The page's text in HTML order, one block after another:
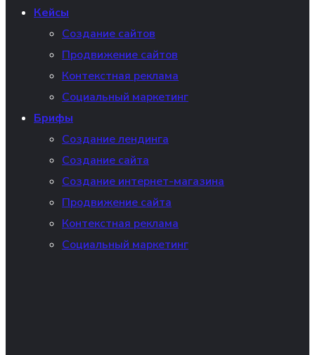
Кейсы
Создание сайтов
Продвижение сайтов
Контекстная реклама
Социальный маркетинг
Брифы
Создание лендинга
Создание сайта
Создание интернет-магазина
Продвижение сайта
Контекстная реклама
Социальный маркетинг